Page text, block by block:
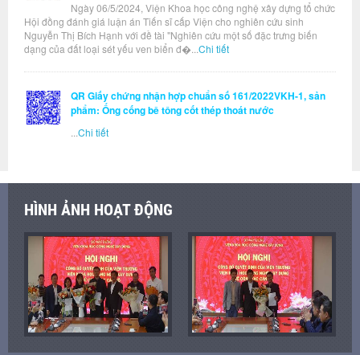
Ngày 06/5/2024, Viện Khoa học công nghệ xây dựng tổ chức
Hội đồng đánh giá luận án Tiến sĩ cấp Viện cho nghiên cứu sinh
Nguyễn Thị Bích Hạnh với đề tài "Nghiên cứu một số đặc trưng biến
dạng của đất loại sét yếu ven biển đ�... Chi tiết
QR Giấy chứng nhận hợp chuẩn số 161/2022VKH-1, sản
phẩm: Ống cống bê tông cốt thép thoát nước
Chi tiết
HÌNH ẢNH HOẠT ĐỘNG